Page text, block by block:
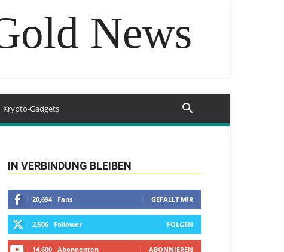
News
Krypto-Gadgets
IN VERBINDUNG BLEIBEN
20,694 Fans GEFÄLLT MIR
2,506 Follower FOLGEN
14,600 Abonnenten ABONNIEREN